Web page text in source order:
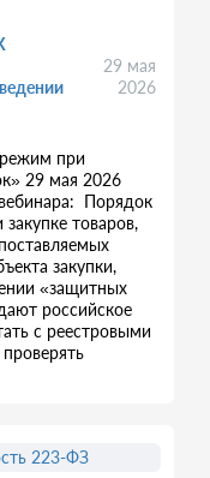
29 мая
2026
при
29 мая 2026
Порядок
товаров,
закупки,
«защитных
российское
с реестровыми
223-ФЗ